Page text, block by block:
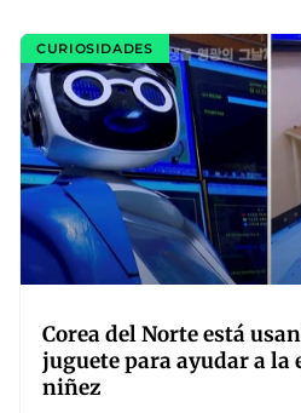
CURIOSIDADES
Corea del Norte está
juguete para ayudar a la
niñez